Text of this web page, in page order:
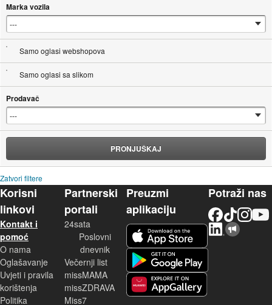
Marka vozila
Samo oglasi webshopova
Samo oglasi sa slikom
Prodavač
PRONJUŠKAJ
Zatvori filtere
Korisni
linkovi
Kontakt i
pomoć
O nama
Oglašavanje
Uvjeti i pravila
korištenja
Politika
Partnerski
portali
24sata
Poslovni
dnevnik
Večernji list
missMAMA
missZDRAVA
Miss7
Preuzmi
aplikaciju
Potraži nas